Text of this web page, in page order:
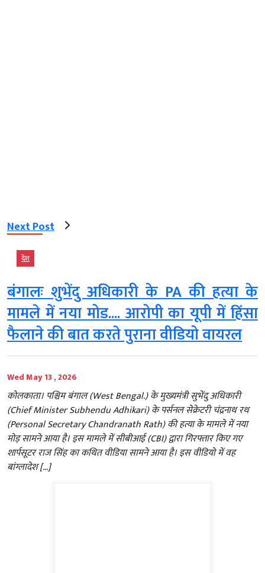
Next Post
देश
बंगालः शुभेंदु अधिकारी के PA की हत्या के
मामले में नया मोड.... आरोपी का यूपी में हिंसा
फैलाने की बात करते पुराना वीडियो वायरल
Wed May 13 , 2026
कोलकाता। पश्चिम बंगाल (West Bengal.) के मुख्यमंत्री सुभेंदु अधिकारी
(Chief Minister Subhendu Adhikari) के पर्सनल सेक्रेटरी चंद्रनाथ रथ
(Personal Secretary Chandranath Rath) की हत्या के मामले में नया
मोड़ सामने आया है। इस मामले में सीबीआई (CBI) द्वारा गिरफ्तार किए गए
शार्पसूटर राज सिंह का कथित वीडिया सामने आया है। इस वीडियो में वह
बांग्लादेश […]